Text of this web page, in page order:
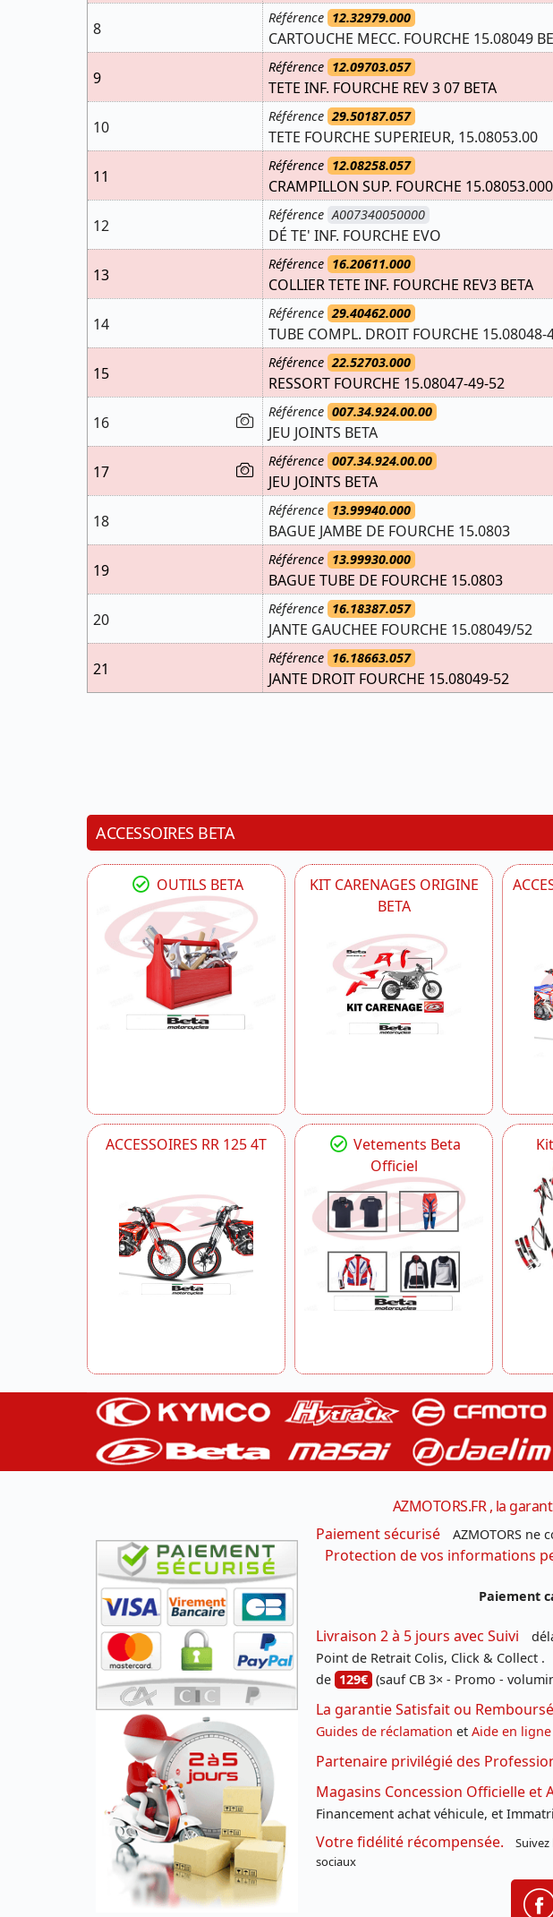
8
Référence 12.32979.000
CARTOUCHE MECC. FOURCHE 15.08049
9
Référence 12.09703.057
TETE INF. FOURCHE REV 3 07 BETA
10
Référence 29.50187.057
TETE FOURCHE SUPERIEUR, 15.08053.00
11
Référence 12.08258.057
CRAMPILLON SUP. FOURCHE
12
Référence A007340050000
DÉ TE' INF. FOURCHE EVO
13
Référence 16.20611.000
COLLIER TETE INF. FOURCHE REV3 BETA
14
Référence 29.40462.000
TUBE COMPL. DROIT FOURCHE 15.08048-
15
Référence 22.52703.000
RESSORT FOURCHE 15.08047-49-52
16
Référence 007.34.924.00.00
JEU JOINTS BETA
17
Référence 007.34.924.00.00
JEU JOINTS BETA
18
Référence 13.99940.000
BAGUE JAMBE DE FOURCHE 15.0803
19
Référence 13.99930.000
BAGUE TUBE DE FOURCHE 15.0803
20
Référence 16.18387.057
JANTE GAUCHEE FOURCHE 15.08049/52
21
Référence 16.18663.057
JANTE DROIT FOURCHE 15.08049-52
ACCESSOIRES BETA
OUTILS BETA
KIT CARENAGES ORIGINE
BETA
ACCESSOIRES RR 125 4T
Vetements Beta
Officiel
AZMOTORS.FR , la
Paiement sécurisé
AZMOTORS ne
Protection de vos informations
Paiement
Livraison 2 à 5 jours avec Suivi
Point de Retrait Colis, Click & Collect .
de 129€ (sauf CB 3× - Promo -
La garantie Satisfait ou Remboursé
Guides de réclamation et Aide en ligne
Partenaire privilégié des
Magasins Concession Officielle
Financement achat véhicule, et
Votre fidélité récompensée.
sociaux